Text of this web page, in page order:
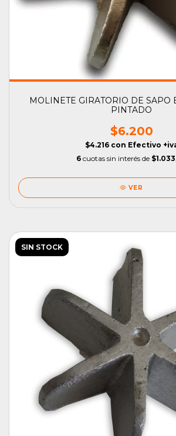
MOLINETE GIRATORIO DE SAPO
PINTADO
$6.200
$4.216 con Efectivo
6 cuotas sin interés de
VER
SIN STOCK